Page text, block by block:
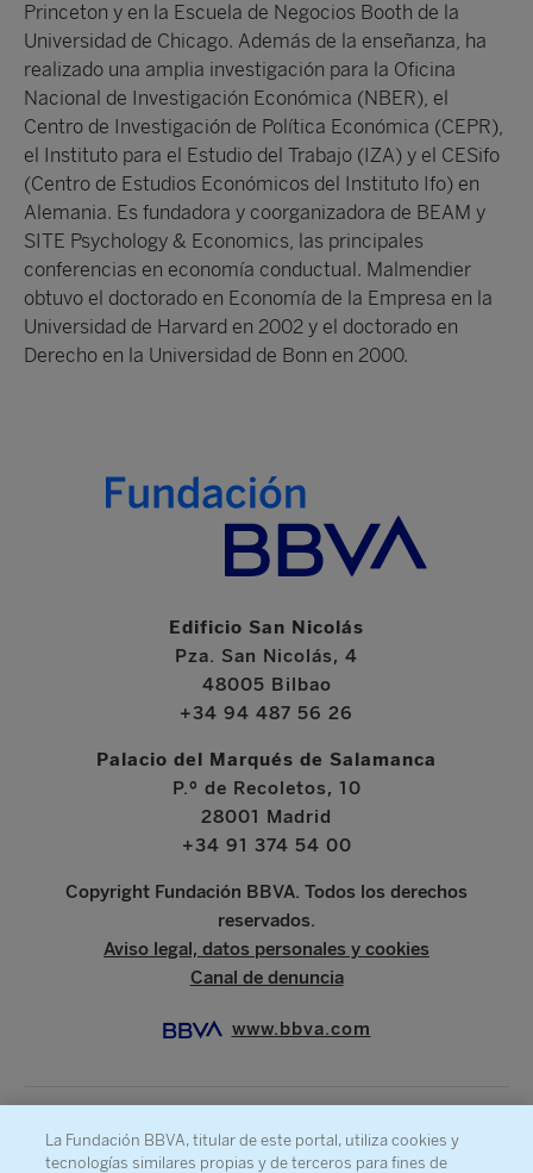
Princeton y en la Escuela de Negocios Booth de la
Universidad de Chicago. Además de la enseñanza, ha
realizado una amplia investigación para la Oficina
Nacional de Investigación Económica (NBER), el
Centro de Investigación de Política Económica (CEPR),
el Instituto para el Estudio del Trabajo (IZA) y el CESifo
(Centro de Estudios Económicos del Instituto Ifo) en
Alemania. Es fundadora y coorganizadora de BEAM y
SITE Psychology & Economics, las principales
conferencias en economía conductual. Malmendier
obtuvo el doctorado en Economía de la Empresa en la
Universidad de Harvard en 2002 y el doctorado en
Derecho en la Universidad de Bonn en 2000.
Edificio San Nicolás
Pza. San Nicolás, 4
48005 Bilbao
+34 94 487 56 26
Palacio del Marqués de Salamanca
P.º de Recoletos, 10
28001 Madrid
+34 91 374 54 00
Copyright Fundación BBVA. Todos los derechos
reservados.
Aviso legal, datos personales y cookies
Canal de denuncia
www.bbva.com
SOBRE LA FUNDACIÓN
La Fundación BBVA, titular de este portal, utiliza cookies y
tecnologías similares propias y de terceros para fines de